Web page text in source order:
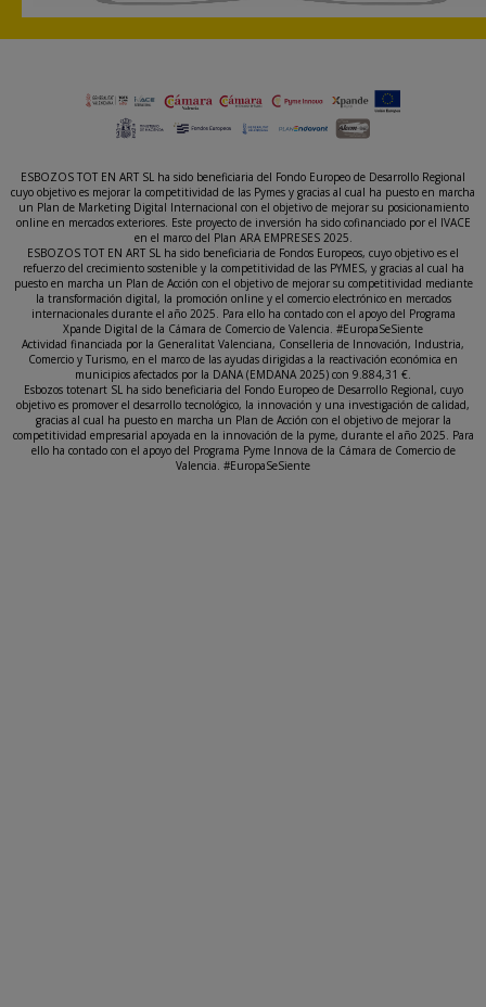
ESBOZOS TOT EN ART SL ha sido beneficiaria del Fondo Europeo de Desarrollo Regional
cuyo objetivo es mejorar la competitividad de las Pymes y gracias al cual ha puesto en marcha
un Plan de Marketing Digital Internacional con el objetivo de mejorar su posicionamiento
online en mercados exteriores. Este proyecto de inversión ha sido cofinanciado por el IVACE
en el marco del Plan ARA EMPRESES 2025.
ESBOZOS TOT EN ART SL ha sido beneficiaria de Fondos Europeos, cuyo objetivo es el
refuerzo del crecimiento sostenible y la competitividad de las PYMES, y gracias al cual ha
puesto en marcha un Plan de Acción con el objetivo de mejorar su competitividad mediante
la transformación digital, la promoción online y el comercio electrónico en mercados
internacionales durante el año 2025. Para ello ha contado con el apoyo del Programa
Xpande Digital de la Cámara de Comercio de Valencia. #EuropaSeSiente
Actividad financiada por la Generalitat Valenciana, Conselleria de Innovación, Industria,
Comercio y Turismo, en el marco de las ayudas dirigidas a la reactivación económica en
municipios afectados por la DANA (EMDANA 2025) con 9.884,31 €.
Esbozos totenart SL ha sido beneficiaria del Fondo Europeo de Desarrollo Regional, cuyo
objetivo es promover el desarrollo tecnológico, la innovación y una investigación de calidad,
gracias al cual ha puesto en marcha un Plan de Acción con el objetivo de mejorar la
competitividad empresarial apoyada en la innovación de la pyme, durante el año 2025. Para
ello ha contado con el apoyo del Programa Pyme Innova de la Cámara de Comercio de
Valencia. #EuropaSeSiente